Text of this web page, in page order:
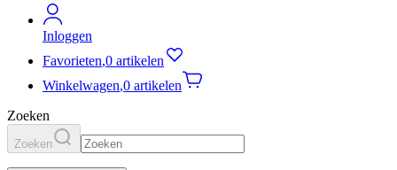
Inloggen
Favorieten,0 artikelen
Winkelwagen,0 artikelen
Zoeken
Zoeken